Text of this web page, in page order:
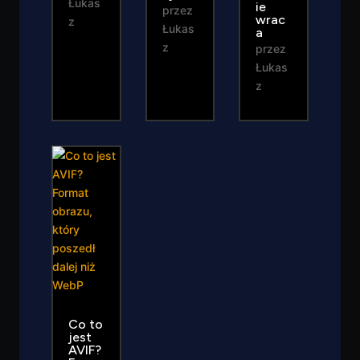
z
przez
Łukas
z
ie
wrac
a
przez
Łukas
z
Co to
jest
AVIF?